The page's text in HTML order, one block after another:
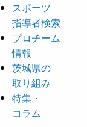
スポーツ
指導者検索
プロチーム
情報
茨城県の
取り組み
特集・
コラム